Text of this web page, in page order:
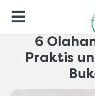
Makanan-gaya-hidup
6
Praktis